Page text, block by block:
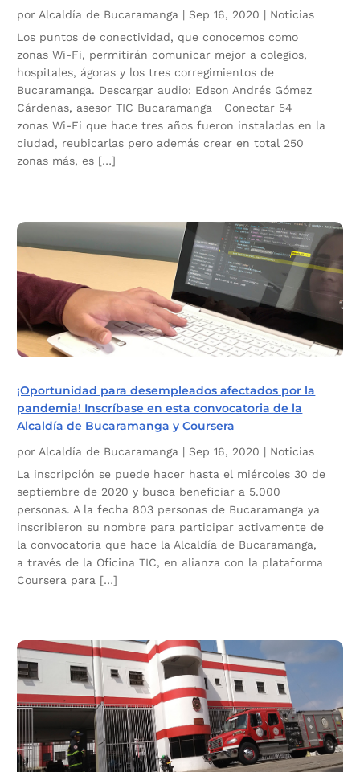
porAlcaldía de Bucaramanga | Sep 16, 2020 | Noticias
Los puntos de conectividad, que conocemos como
zonas Wi-Fi, permitirán comunicar mejor a colegios,
hospitales, ágoras y los tres corregimientos de
Bucaramanga. Descargar audio: Edson Andrés Gómez
Cárdenas, asesor TIC Bucaramanga Conectar 54
zonas Wi-Fi que hace tres años fueron instaladas en la
ciudad, reubicarlas pero además crear en total 250
zonas más, es […]
¡Oportunidad para desempleados afectados por la
pandemia! Inscríbase en esta convocatoria de la
Alcaldía de Bucaramanga y Coursera
por Alcaldía de Bucaramanga | Sep 16, 2020 | Noticias
La inscripción se puede hacer hasta el miércoles 30 de
septiembre de 2020 y busca beneficiar a 5.000
personas. A la fecha 803 personas de Bucaramanga ya
inscribieron su nombre para participar activamente de
la convocatoria que hace la Alcaldía de Bucaramanga,
a través de la Oficina TIC, en alianza con la plataforma
Coursera para […]